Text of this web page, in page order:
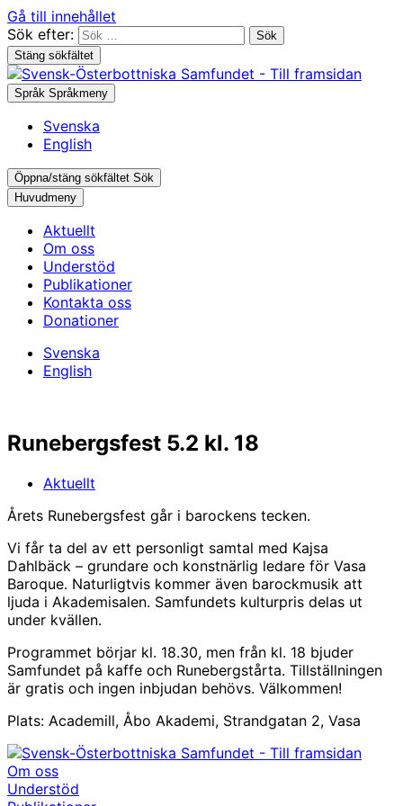
Gå till innehållet
Sök efter:
Stäng sökfältet
Språk Språkmeny
Svenska
English
Öppna/stäng sökfältet Sök
Huvudmeny
Aktuellt
Om oss
Understöd
Publikationer
Kontakta oss
Donationer
Svenska
English
Runebergsfest 5.2 kl. 18
Aktuellt
Årets Runebergsfest går i barockens tecken.
Vi får ta del av ett personligt samtal med Kajsa
Dahlbäck – grundare och konstnärlig ledare för Vasa
Baroque. Naturligtvis kommer även barockmusik att
ljuda i Akademisalen. Samfundets kulturpris delas ut
under kvällen.
Programmet börjar kl. 18.30, men från kl. 18 bjuder
Samfundet på kaffe och Runebergstårta. Tillställningen
är gratis och ingen inbjudan behövs. Välkommen!
Plats: Academill, Åbo Akademi, Strandgatan 2, Vasa
Om oss
Understöd